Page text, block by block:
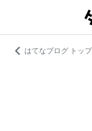
はてなブログ トップ